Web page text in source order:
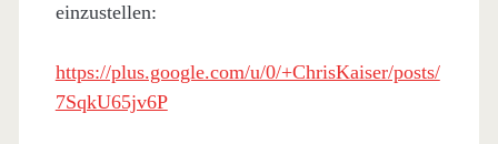
einzustellen:
https://plus.google.com/u/0/+ChrisKaiser/posts/
7SqkU65jv6P